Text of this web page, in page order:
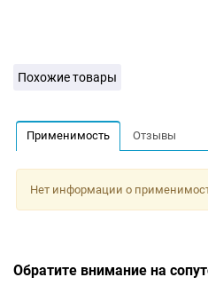
Похожие товары
Применимость Отзывы
Нет информации о
Обратите внимание на